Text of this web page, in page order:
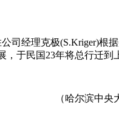
司经理克极(S.Kriger)根
于民国23年将总行迁到
（哈尔滨中央